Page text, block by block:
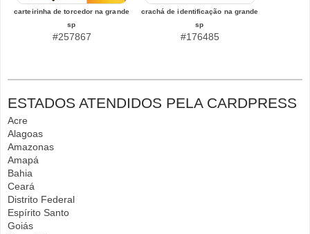
carteirinha de torcedor na grande
sp
#257867
crachá de identificação na grande
sp
#176485
ESTADOS ATENDIDOS PELA CARDPRESS
Acre
Alagoas
Amazonas
Amapá
Bahia
Ceará
Distrito Federal
Espírito Santo
Goiás